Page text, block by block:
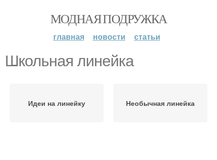
МОДНАЯ ПОДРУЖКА
главная новости статьи
Школьная линейка
Идеи на линейку Необычная линейка